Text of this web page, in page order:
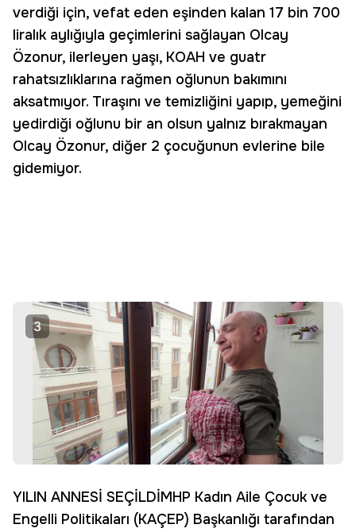
verdiği için, vefat eden eşinden kalan 17 bin 700
liralık aylığıyla geçimlerini sağlayan Olcay
Özonur, ilerleyen yaşı, KOAH ve guatr
rahatsızlıklarına rağmen oğlunun bakımını
aksatmıyor. Tıraşını ve temizliğini yapıp, yemeğini
yedirdiği oğlunu bir an olsun yalnız bırakmayan
Olcay Özonur, diğer 2 çocuğunun evlerine bile
gidemiyor.
3
YILIN ANNESİ SEÇİLDİMHP Kadın Aile Çocuk ve
Engelli Politikaları (KAÇEP) Başkanlığı tarafından